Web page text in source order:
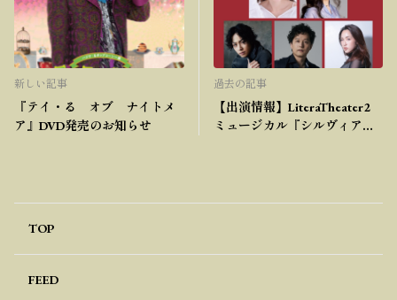
新しい記事
『テイ・る オブ ナイトメ
ア』DVD発売のお知らせ
過去の記事
【出演情報】LiteraTheater2
ミュージカル『シルヴィア、
TOP
FEED